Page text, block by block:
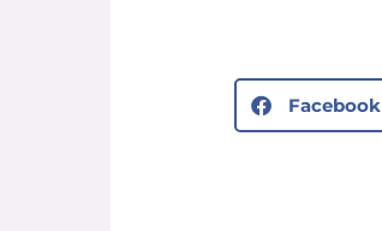
Facebook